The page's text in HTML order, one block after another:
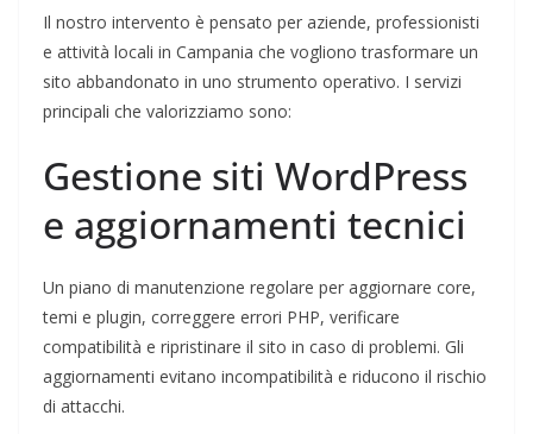
Il nostro intervento è pensato per aziende, professionisti
e attività locali in Campania che vogliono trasformare un
sito abbandonato in uno strumento operativo. I servizi
principali che valorizziamo sono:
Gestione siti WordPress
e aggiornamenti tecnici
Un piano di manutenzione regolare per aggiornare core,
temi e plugin, correggere errori PHP, verificare
compatibilità e ripristinare il sito in caso di problemi. Gli
aggiornamenti evitano incompatibilità e riducono il rischio
di attacchi.